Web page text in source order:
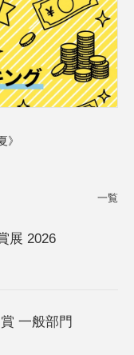
一覧
展 2026
一般部門